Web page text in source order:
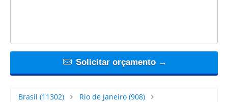
Solicitar orçamento →
Brasil (11302) Rio de Janeiro(908)